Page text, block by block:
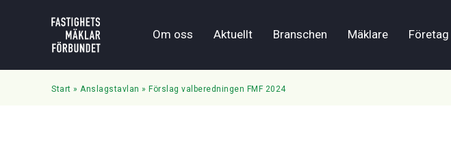
Om oss Aktuellt Branschen Mäklare Företag
Start » Anslagstavlan » Förslag valberedningen FMF 2024